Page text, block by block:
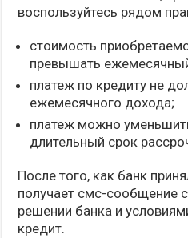
воспользуйтесь рядом
стоимость
превышать
платеж по кредиту не
ежемесячного дохода;
платеж можно
длительный срок
После того, как банк
получает смс-сообщение
решении банка и
кредит.